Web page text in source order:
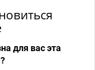
для вас эта